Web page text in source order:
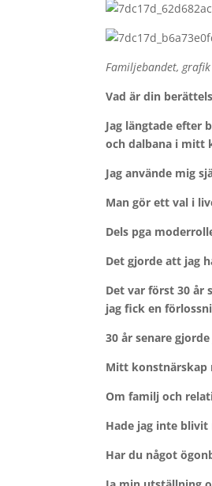
Familjebandet, grafik
Vad är din
Jag längtade efter
och dalbana i mitt
Jag använde mig
Man gör ett val i
Dels pga
Det gjorde att jag
Det var först 30 år
jag fick en
30 år senare
Mitt konstnärskap
Om familj och
Hade jag inte
Har du något